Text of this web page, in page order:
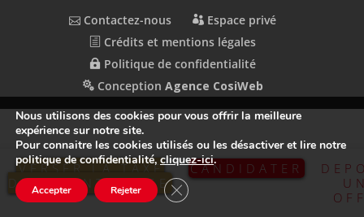
VERSER LA TAXE
D’APPRENTISSAGE
CANDIDATER
Contactez-nous
Espace privé
Crédits et mentions légales
Politique de confidentialité
Conception Agence CosiWeb
Nous utilisons des cookies pour vous offrir la meilleure
expérience sur notre site.
Pour connaitre les cookies utilisés ou les désactiver et lire notre
politique de confidentialité,cliquez-ici.
Accepter Rejeter Fermer la bannière des cookies